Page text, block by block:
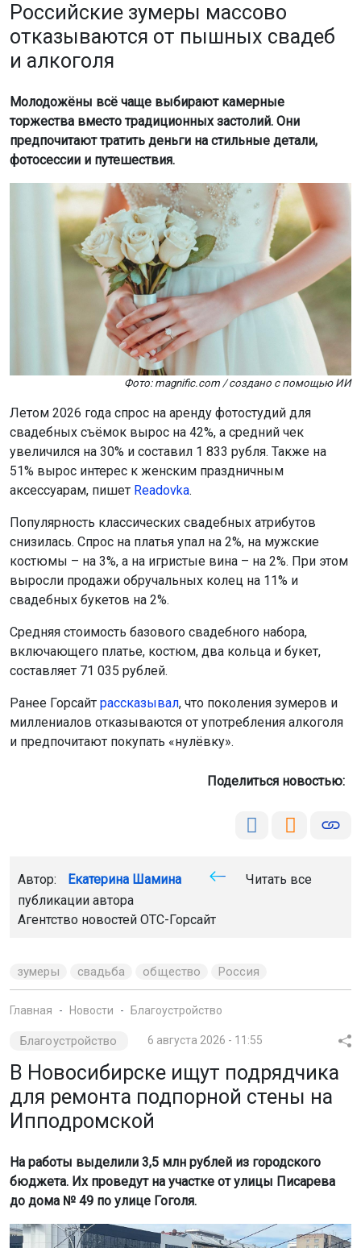
Российские зумеры массово
отказываются от пышных свадеб
и алкоголя
Молодожёны всё чаще выбирают камерные
торжества вместо традиционных застолий. Они
предпочитают тратить деньги на стильные детали,
фотосессии и путешествия.
Фото: magnific.com / создано с помощью ИИ
Летом 2026 года спрос на аренду фотостудий для
свадебных съёмок вырос на 42%, а средний чек
увеличился на 30% и составил 1 833 рубля. Также на
51% вырос интерес к женским праздничным
аксессуарам, пишет Readovka.
Популярность классических свадебных атрибутов
снизилась. Спрос на платья упал на 2%, на мужские
костюмы – на 3%, а на игристые вина – на 2%. При этом
выросли продажи обручальных колец на 11% и
свадебных букетов на 2%.
Средняя стоимость базового свадебного набора,
включающего платье, костюм, два кольца и букет,
составляет 71 035 рублей.
Ранее Горсайт рассказывал, что поколения зумеров и
миллениалов отказываются от употребления алкоголя
и предпочитают покупать «нулёвку».
Поделиться новостью:
Автор: Екатерина Шамина
Читать все
публикации автора
Агентство новостей ОТС-Горсайт
зумеры свадьба общество Россия
Главная Новости Благоустройство
Благоустройство 6 августа 2026 - 11:55
В Новосибирске ищут подрядчика
для ремонта подпорной стены на
Ипподромской
На работы выделили 3,5 млн рублей из городского
бюджета. Их проведут на участке от улицы Писарева
до дома № 49 по улице Гоголя.